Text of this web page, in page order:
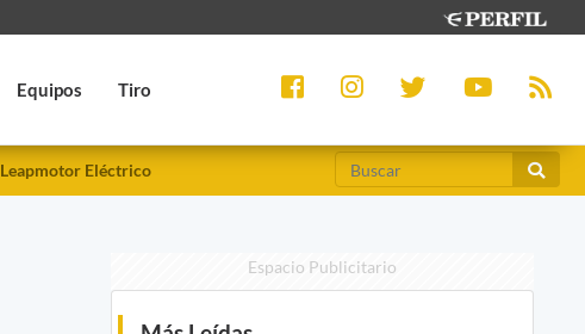
Equipos Tiro
Leapmotor Eléctrico
Espacio Publicitario